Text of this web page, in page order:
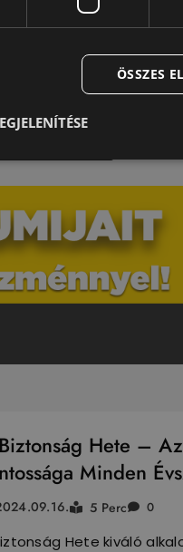
legújabb,
gurul,
Hete –
Minden
5 Perc 0
Hete kiváló
ÖSSZES